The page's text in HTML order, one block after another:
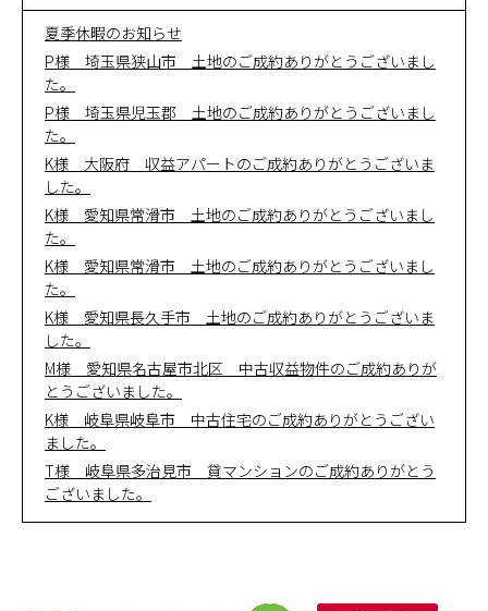
夏季休暇のお知らせ
P様 埼玉県狭山市 土地のご成約ありがとうございまし
た。
P様 埼玉県児玉郡 土地のご成約ありがとうございまし
た。
K様 大阪府 収益アパートのご成約ありがとうございま
した。
K様 愛知県常滑市 土地のご成約ありがとうございまし
た。
K様 愛知県常滑市 土地のご成約ありがとうございまし
た。
K様 愛知県長久手市 土地のご成約ありがとうございま
した。
M様 愛知県名古屋市北区 中古収益物件のご成約ありが
とうございました。
K様 岐阜県岐阜市 中古住宅のご成約ありがとうござい
ました。
T様 岐阜県多治見市 貸マンションのご成約ありがとう
ございました。